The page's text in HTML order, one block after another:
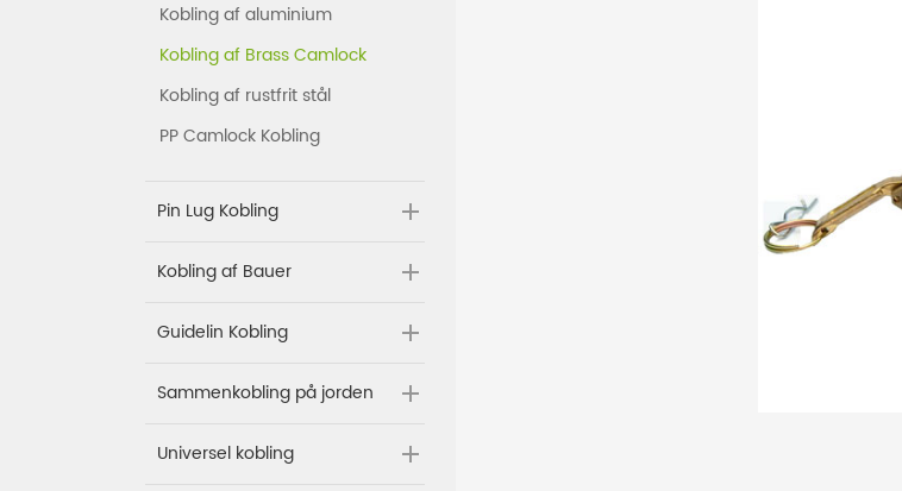
Kobling af aluminium
Kobling af Brass Camlock
Kobling af rustfrit stål
PP Camlock Kobling
Pin Lug Kobling
Kobling af Bauer
Guidelin Kobling
Sammenkobling på jorden
Universel kobling